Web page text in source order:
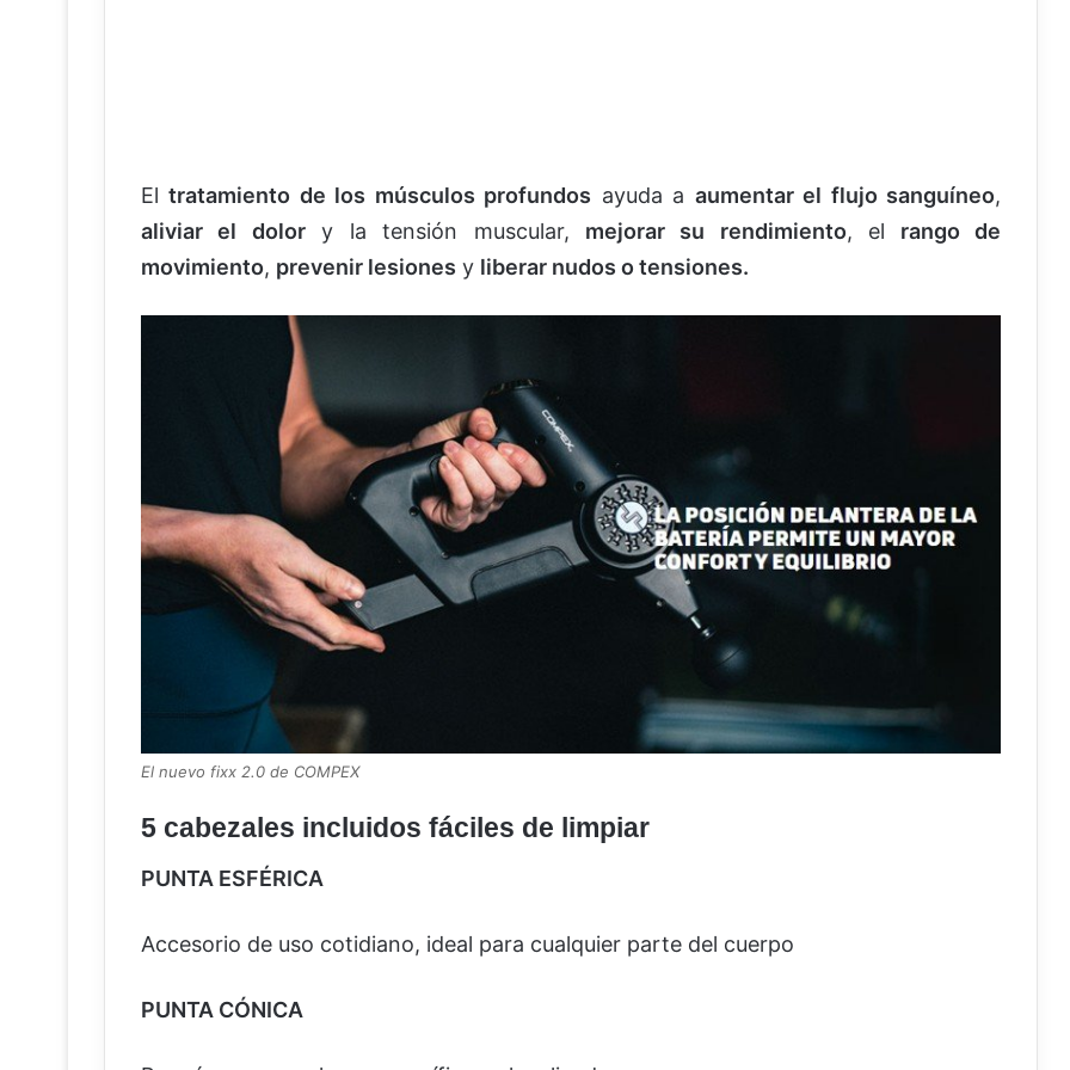
Eltratamiento de los músculos profundos ayuda a aumentar el flujo sanguíneo,
aliviar el dolory la tensión muscular, mejorar su rendimiento, el rango de
movimiento, prevenir lesiones y liberar nudos o tensiones.
El nuevo fixx 2.0 de COMPEX
5 cabezales incluidos fáciles de limpiar
PUNTA ESFÉRICA
Accesorio de uso cotidiano, ideal para cualquier parte del cuerpo
PUNTA CÓNICA